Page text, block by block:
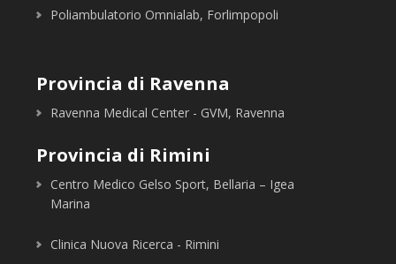
Poliambulatorio Omnialab, Forlimpopoli
Provincia di Ravenna
Ravenna Medical Center - GVM, Ravenna
Provincia di Rimini
Centro Medico Gelso Sport, Bellaria – Igea
Marina
Clinica Nuova Ricerca - Rimini